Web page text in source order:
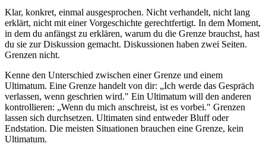
Klar, konkret, einmal ausgesprochen. Nicht verhandelt, nicht lang
erklärt, nicht mit einer Vorgeschichte gerechtfertigt. In dem Moment,
in dem du anfängst zu erklären, warum du die Grenze brauchst, hast
du sie zur Diskussion gemacht. Diskussionen haben zwei Seiten.
Grenzen nicht.
Kenne den Unterschied zwischen einer Grenze und einem
Ultimatum. Eine Grenze handelt von dir: „Ich werde das Gespräch
verlassen, wenn geschrien wird." Ein Ultimatum will den anderen
kontrollieren: „Wenn du mich anschreist, ist es vorbei." Grenzen
lassen sich durchsetzen. Ultimaten sind entweder Bluff oder
Endstation. Die meisten Situationen brauchen eine Grenze, kein
Ultimatum.